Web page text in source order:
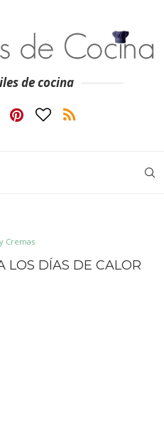
de cocina
Cremas
LOS DÍAS DE CALOR